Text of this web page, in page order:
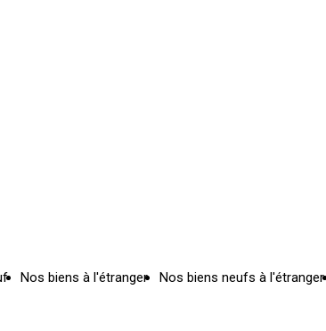
Nos biens à l'étranger Nos biens neufs à l'étranger